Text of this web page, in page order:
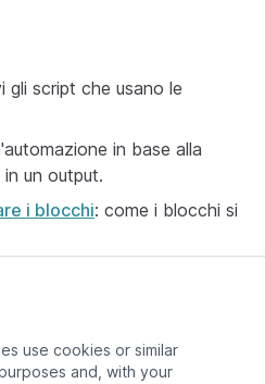
gli script che usano le
in base alla
un output.
i blocchi: come i blocchi si
use cookies or similar
and, with your